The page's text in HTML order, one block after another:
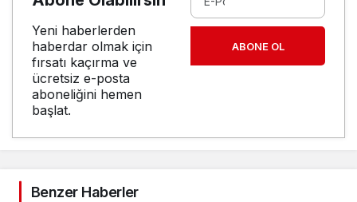
Yeni haberlerden
haberdar olmak için
fırsatı kaçırma ve
ücretsiz e-posta
aboneliğini hemen
başlat.
ABONE OL
Benzer Haberler